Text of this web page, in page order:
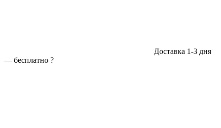
Доставка 1-3 дня
— бесплатно ?